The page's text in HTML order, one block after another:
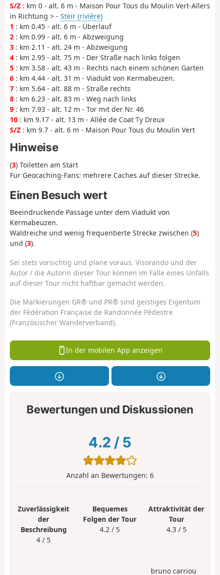
S/Z : km 0 - alt. 6 m - Maison Pour Tous du Moulin Vert-Allers
in Richtung > - Steïr (rivière)
1 : km 0.45 - alt. 6 m - Überlauf
2 : km 0.99 - alt. 6 m - Abzweigung
3 : km 2.11 - alt. 24 m - Abzweigung
4 : km 2.95 - alt. 75 m - Der Straße nach links folgen
5 : km 3.58 - alt. 43 m - Rechts nach einem schönen Garten
6 : km 4.44 - alt. 31 m - Viadukt von Kermabeuzen.
7 : km 5.64 - alt. 88 m - Straße rechts
8 : km 6.23 - alt. 83 m - Weg nach links
9 : km 7.93 - alt. 12 m - Tor mit der Nr. 46
10 : km 9.17 - alt. 13 m - Allée de Coat Ty Dreux
S/Z : km 9.7 - alt. 6 m - Maison Pour Tous du Moulin Vert
Hinweise
(3) Toiletten am Start
Für Geocaching-Fans: mehrere Caches auf dieser Strecke.
Einen Besuch wert
Beeindruckende Passage unter dem Viadukt von
Kermabeuzen.
Waldreiche und wenig frequentierte Strecke zwischen (5)
und (3).
Sei stets vorsichtig und plane voraus. Visorando und der
Autor / die Autorin dieser Tour können im Falle eines Unfalls
auf dieser Tour nicht haftbar gemacht werden.
Die Markierungen GR® und PR® sind geistiges Eigentum
der Fédération Française de Randonnée Pédestre
(Französischer Wanderverband).
In der mobilen App anzeigen
Bewertungen und Diskussionen
4.2 / 5
Anzahl an Bewertungen: 6
Zuverlässigkeit
der
Beschreibung
4 / 5
Bequemes
Folgen der Tour
4.2 / 5
Attraktivität der
Tour
4.3 / 5
bruno carriou